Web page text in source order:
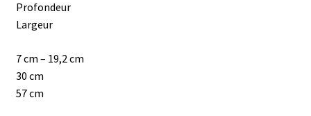
Profondeur
Largeur
7 cm – 19,2 cm
30 cm
57 cm